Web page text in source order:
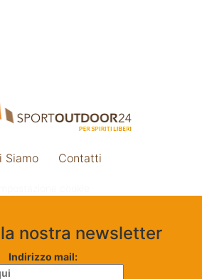
Siamo Contatti
nostra newsletter
Indirizzo mail: